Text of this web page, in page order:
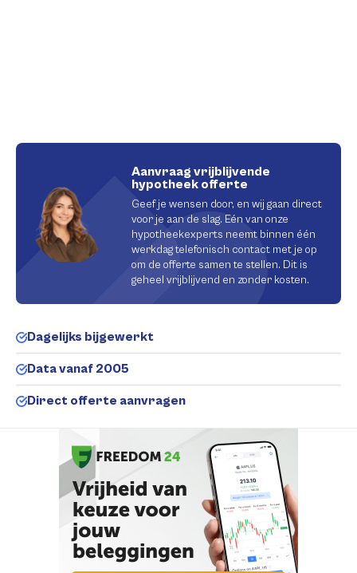
Aanvraag vrijblijvende
hypotheek offerte
Geef je wensen door, en wij gaan direct
voor je aan de slag. Eén van onze
hypotheekexperts neemt binnen één
werkdag telefonisch contact met je op
om de offerte samen te stellen. Dit is
geheel vrijblijvend en zonder kosten.
Dagelijks bijgewerkt
Data vanaf 2005
Direct offerte aanvragen